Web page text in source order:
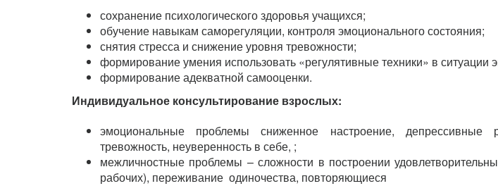
сохранение психологического здоровья учащихся;
обучение навыкам саморегуляции, контроля эмоционального состояния;
снятия стресса и снижение уровня тревожности;
формирование умения использовать «регулятивные техники» в ситуации
формирование адекватной самооценки.
Индивидуальное консультирование взрослых:
эмоциональные проблемы сниженное настроение, депрессивные
тревожность, неуверенность в себе, ;
межличностные проблемы – сложности в построении
рабочих), переживание одиночества, повторяющиеся